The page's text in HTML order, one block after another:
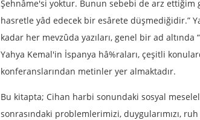
Şehnâme'si yoktur. Bunun sebebi de arz
hasretle yâd edecek bir esârete düşmediğidir.”
kadar her mevzûda yazıları, genel bir ad
Yahya Kemal'in İspanya hâ%raları, çeşitli
konferanslarından metinler yer almaktadır.
Bu kitapta; Cihan harbi sonundaki sosyal
sonrasındaki problemlerimizi, duygularımızı,